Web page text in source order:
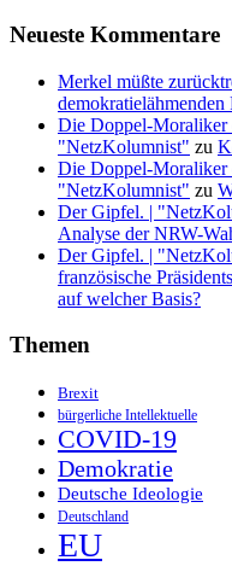
Neueste Kommentare
Merkel müßte
demokratielähmenden
Die Doppel-Moraliker
"NetzKolumnist" zu
Die Doppel-Moraliker
"NetzKolumnist" zu
Der Gipfel. |
Analyse der NRW-
Der Gipfel. |
französische
auf welcher Basis?
Themen
Brexit
bürgerliche Intellektuelle
COVID-19
Demokratie
Deutsche Ideologie
Deutschland
EU